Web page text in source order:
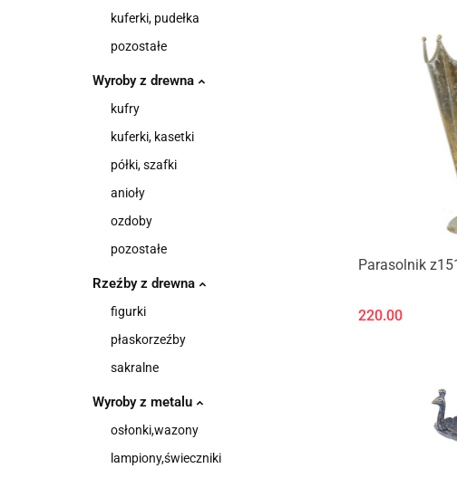
kuferki, pudełka
pozostałe
Wyroby z drewna
kufry
kuferki, kasetki
półki, szafki
anioły
ozdoby
pozostałe
Rzeźby z drewna
figurki
płaskorzeźby
sakralne
Wyroby z metalu
osłonki,wazony
lampiony,świeczniki
Parasolnik
220.00